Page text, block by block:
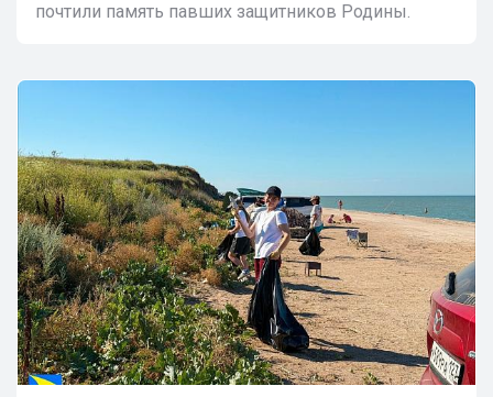
почтили память павших защитников Родины.